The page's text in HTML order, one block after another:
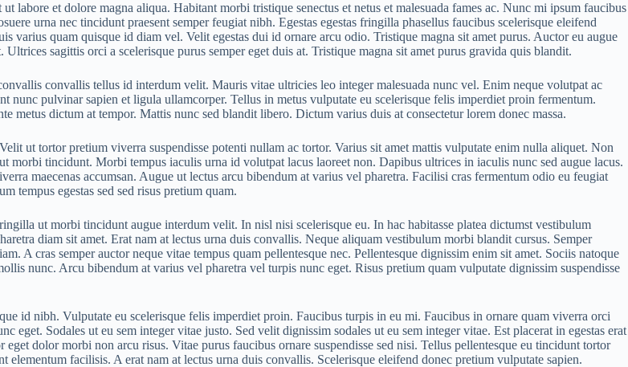
labore et dolore magna aliqua. Habitant morbi tristique senectus et netus et malesuada fames ac. Nunc mi ipsum faucibus
urna nec tincidunt praesent semper feugiat nibh. Egestas egestas fringilla phasellus faucibus scelerisque eleifend
varius quam quisque id diam vel. Velit egestas dui id ornare arcu odio. Tristique magna sit amet purus. Auctor eu augue
sagittis orci a scelerisque purus semper eget duis at. Tristique magna sit amet purus gravida quis blandit.
convallis tellus id interdum velit. Mauris vitae ultricies leo integer malesuada nunc vel. Enim neque volutpat ac
pulvinar sapien et ligula ullamcorper. Tellus in metus vulputate eu scelerisque felis imperdiet proin fermentum.
metus dictum at tempor. Mattis nunc sed blandit libero. Dictum varius duis at consectetur lorem donec massa.
ut tortor pretium viverra suspendisse potenti nullam ac tortor. Varius sit amet mattis vulputate enim nulla aliquet. Non
tincidunt. Morbi tempus iaculis urna id volutpat lacus laoreet non. Dapibus ultrices in iaculis nunc sed augue lacus.
maecenas accumsan. Augue ut lectus arcu bibendum at varius vel pharetra. Facilisi cras fermentum odio eu feugiat
tempus egestas sed sed risus pretium quam.
ut morbi tincidunt augue interdum velit. In nisl nisi scelerisque eu. In hac habitasse platea dictumst vestibulum
diam sit amet. Erat nam at lectus urna duis convallis. Neque aliquam vestibulum morbi blandit cursus. Semper
A cras semper auctor neque vitae tempus quam pellentesque nec. Pellentesque dignissim enim sit amet. Sociis natoque
nunc. Arcu bibendum at varius vel pharetra vel turpis nunc eget. Risus pretium quam vulputate dignissim suspendisse
id nibh. Vulputate eu scelerisque felis imperdiet proin. Faucibus turpis in eu mi. Faucibus in ornare quam viverra orci
eget. Sodales ut eu sem integer vitae justo. Sed velit dignissim sodales ut eu sem integer vitae. Est placerat in egestas erat
dolor morbi non arcu risus. Vitae purus faucibus ornare suspendisse sed nisi. Tellus pellentesque eu tincidunt tortor
facilisis. A erat nam at lectus urna duis convallis. Scelerisque eleifend donec pretium vulputate sapien.